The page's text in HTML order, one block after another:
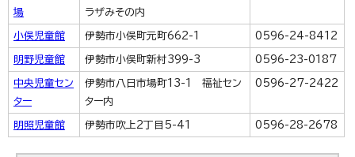
場
ラザみその内
小俣児童館 伊勢市小俣町元町662-1 0596-24-8412
明野児童館 伊勢市小俣町新村399-3 0596-23-0187
中央児童セン
ター
伊勢市八日市場町13-1 福祉セン
ター内
0596-27-2422
明照児童館 伊勢市吹上2丁目5-41 0596-28-2678